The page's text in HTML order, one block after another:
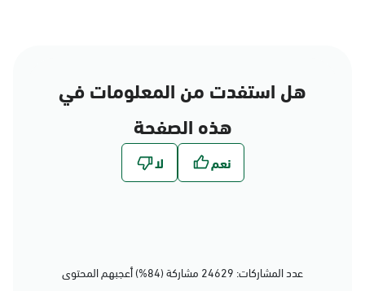
هل استفدت من المعلومات في
هذه الصفحة
عدد المشاركات: 24629 مشاركة (84%) أعجبهم المحتوى